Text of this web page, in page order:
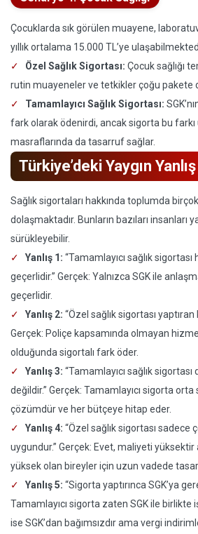
Çocuklarda sık görülen muayene,
yıllık ortalama 15.000 TL’ye
Özel Sağlık Sigortası: Çocuk sağlığı
rutin muayeneler ve tetkikler çoğu pakete
Tamamlayıcı Sağlık Sigortası:
fark olarak ödenirdi, ancak sigorta bu farkı
masraflarında da tasarruf sağlar.
Türkiye’deki Yaygın
Sağlık sigortaları hakkında toplumda
dolaşmaktadır. Bunların bazıları insanları
sürükleyebilir.
Yanlış 1: “Tamamlayıcı sağlık
geçerlidir.” Gerçek: Yalnızca SGK ile
geçerlidir.
Yanlış 2: “Özel sağlık sigortası
Gerçek: Poliçe kapsamında olmayan
olduğunda sigortalı fark öder.
Yanlış 3: “Tamamlayıcı sağlık
değildir.” Gerçek: Tamamlayıcı sigorta orta
çözümdür ve her bütçeye hitap eder.
Yanlış 4: “Özel sağlık sigortası sadece
uygundur.” Gerçek: Evet, maliyeti yüksektir
yüksek olan bireyler için uzun vadede
Yanlış 5: “Sigorta yaptırınca SGK’ya
Tamamlayıcı sigorta zaten SGK ile birlikte
ise SGK’dan bağımsızdır ama vergi